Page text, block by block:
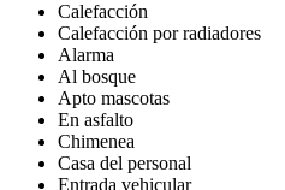
Calefacción
Calefacción por radiadores
Alarma
Al bosque
Apto mascotas
En asfalto
Chimenea
Casa del personal
Entrada vehicular